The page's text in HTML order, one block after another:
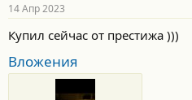
н
с
и
14 Апр 2023
Купил сейчас от престижа )))
Вложения